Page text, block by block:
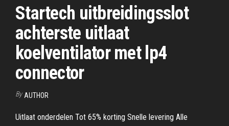
Startech uitbreidingsslot
achterste uitlaat
koelventilator met lp4
connector
By AUTHOR
Uitlaat onderdelen Tot 65% korting Snelle levering Alle